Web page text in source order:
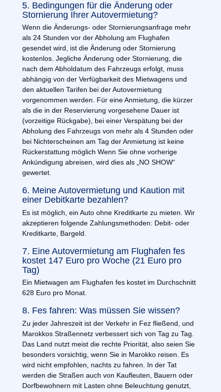
5. Bedingungen für die Änderung oder
Stornierung Ihrer Autovermietung?
Wenn die Änderungs- oder Stornierungsanfrage mehr
als 24 Stunden vor der Abholung am Flughafen
gesendet wird, ist die Änderung oder Stornierung
kostenlos. Jegliche Änderung oder Stornierung, die
nach dem Abholdatum des Fahrzeugs erfolgt, muss
abhängig von der Verfügbarkeit des Mietwagens und
den aktuellen Tarifen bei der Autovermietung
vorgenommen werden. Für eine Anmietung, die kürzer
als die in der Reservierung vorgesehene Dauer ist
(vorzeitige Rückgabe), bei einer Verspätung bei der
Abholung des Fahrzeugs von mehr als 4 Stunden oder
bei Nichterscheinen am Tag der Anmietung ist keine
Rückerstattung möglich Wenn Sie ohne vorherige
Ankündigung abreisen, wird dies als „NO SHOW“
gewertet.
6. Meine Autovermietung und Kaution mit
einer Debitkarte bezahlen?
Es ist möglich, ein Auto ohne Kreditkarte zu mieten. Wir
akzeptieren folgende Zahlungsmethoden: Debit- oder
Kreditkarte, Bargeld.
7. Eine Autovermietung am Flughafen fes
kostet 147 Euro pro Woche (21 Euro pro
Tag)
Ein Mietwagen am Flughafen fes kostet im Durchschnitt
628 Euro pro Monat.
8. Fes fahren: Was müssen Sie wissen?
Zu jeder Jahreszeit ist der Verkehr in Fez fließend, und
Marokkos Straßennetz verbessert sich von Tag zu Tag.
Das Land nutzt meist die rechte Priorität, also seien Sie
besonders vorsichtig, wenn Sie in Marokko reisen. Es
wird nicht empfohlen, nachts zu fahren. In der Tat
werden die Straßen auch von Kaufleuten, Bauern oder
Dorfbewohnern mit Lasten ohne Beleuchtung genutzt,